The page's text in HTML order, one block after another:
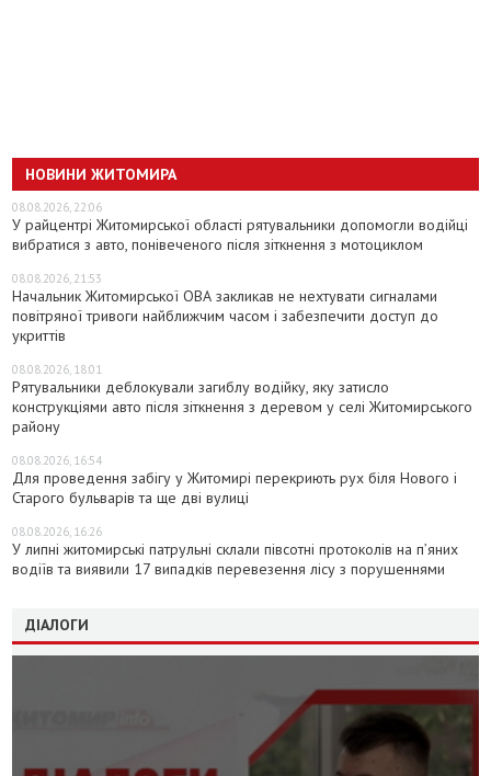
НОВИНИ ЖИТОМИРА
08.08.2026, 22:06
У райцентрі Житомирської області рятувальники допомогли водійці
вибратися з авто, понівеченого після зіткнення з мотоциклом
08.08.2026, 21:53
Начальник Житомирської ОВА закликав не нехтувати сигналами
повітряної тривоги найближчим часом і забезпечити доступ до
укриттів
08.08.2026, 18:01
Рятувальники деблокували загиблу водійку, яку затисло
конструкціями авто після зіткнення з деревом у селі Житомирського
району
08.08.2026, 16:54
Для проведення забігу у Житомирі перекриють рух біля Нового і
Старого бульварів та ще дві вулиці
08.08.2026, 16:26
У липні житомирські патрульні склали півсотні протоколів на пʼяних
водіїв та виявили 17 випадків перевезення лісу з порушеннями
ДІАЛОГИ